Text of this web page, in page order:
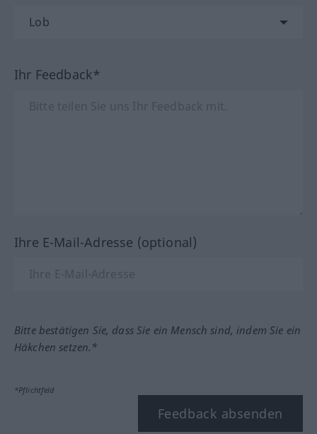
Ihr Feedback*
Ihre E-Mail-Adresse (optional)
Bitte bestätigen Sie, dass Sie ein Mensch sind, indem Sie ein
Häkchen setzen.*
*Pflichtfeld
Feedback absenden